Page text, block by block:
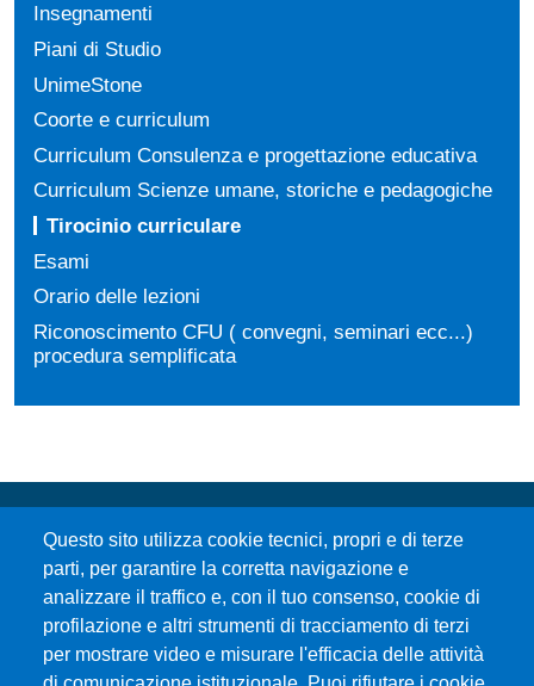
Insegnamenti
Piani di Studio
UnimeStone
Coorte e curriculum
Curriculum Consulenza e progettazione educativa
Curriculum Scienze umane, storiche e pedagogiche
Tirocinio curriculare
Esami
Orario delle lezioni
Riconoscimento CFU ( convegni, seminari ecc...)
procedura semplificata
Questo sito utilizza cookie tecnici, propri e di terze
parti, per garantire la corretta navigazione e
analizzare il traffico e, con il tuo consenso, cookie di
profilazione e altri strumenti di tracciamento di terzi
per mostrare video e misurare l'efficacia delle attività
Università degli Studi di Messina